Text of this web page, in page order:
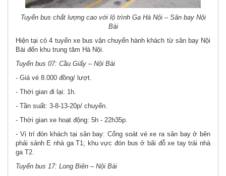
Tuyến bus chất lượng cao với lộ trình Ga Hà Nội – Sân bay Nội
Bài
Hiện tại có 4 tuyến xe bus vận chuyển hành khách từ sân bay Nội
Bài đến khu trung tâm Hà Nội.
Tuyến bus 07: Cầu Giấy – Nội Bài
- Giá vé 8.000 đồng/ lượt.
- Thời gian đi lại: 1h.
- Tần suất: 3-8-13-20p/ chuyến.
- Thời gian xe hoạt động: 5h - 22h35p.
- Vị trí đón khách tại sân bay: Cổng soát vé xe ra sân bay ở bên
phải sảnh E nhà ga T1; khu vực đón bus ở bãi đỗ xe tay trái nhà
ga T2.
Tuyến bus 17: Long Biên – Nội Bài